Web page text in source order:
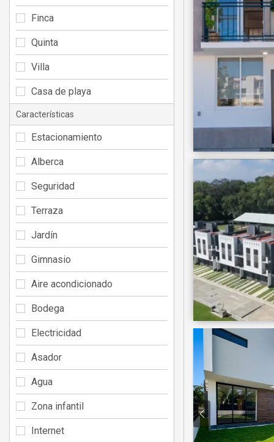
Finca
Quinta
Villa
Casa de playa
Características
Estacionamiento
Alberca
Seguridad
Terraza
Jardín
Gimnasio
Aire acondicionado
Bodega
Electricidad
Asador
Agua
Zona infantil
Internet